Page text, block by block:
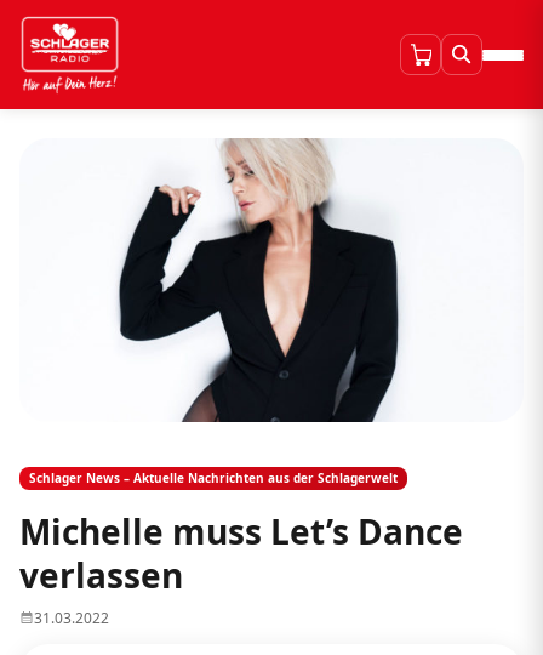
Schlager News – Aktuelle Nachrichten aus der Schlagerwelt
Michelle muss Let’s Dance
verlassen
31.03.2022